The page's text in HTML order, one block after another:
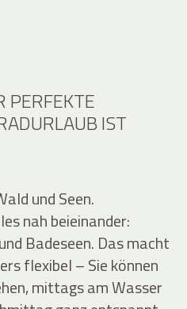
PERFEKTE
IST
und Seen.
nah beieinander:
Badeseen. Das macht
flexibel – Sie können
mittags am Wasser